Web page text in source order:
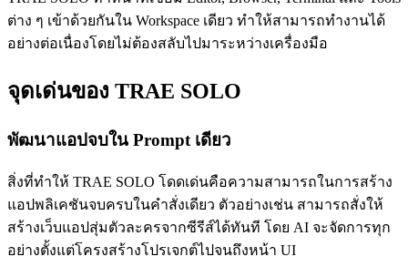
ต่าง ๆ เข้าด้วยกันใน Workspace เดียว ทำให้สามารถทำงานได้
อย่างต่อเนื่องโดยไม่ต้องสลับไปมาระหว่างเครื่องมือ
จุดเด่นของ TRAE SOLO
พัฒนาแอปจบใน Prompt เดียว
สิ่งที่ทำให้ TRAE SOLO โดดเด่นคือความสามารถในการสร้าง
แอปพลิเคชันจบครบในคำสั่งเดียว ตัวอย่างเช่น สามารถสั่งให้
สร้างเว็บแอปสุ่มตัวละครจากซีรีส์ได้ทันที โดย AI จะจัดการทุก
อย่างตั้งแต่โครงสร้างโปรเจกต์ไปจนถึงหน้า UI